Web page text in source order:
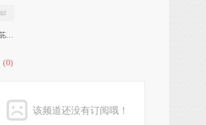
中國苝洗設計
(0)
该频道还没有订阅哦！